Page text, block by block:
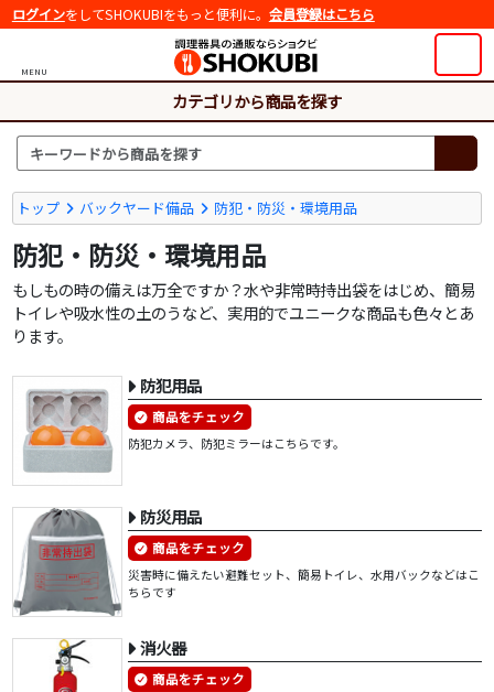
ログインをしてSHOKUBIをもっと便利に。 会員登録はこちら
MENU
カテゴリから商品を探す
トップ バックヤード備品 防犯・防災・環境用品
防犯・防災・環境用品
もしもの時の備えは万全ですか？水や非常時持出袋をはじめ、簡易
トイレや吸水性の土のうなど、実用的でユニークな商品も色々とあ
ります。
防犯用品
商品をチェック
防犯カメラ、防犯ミラーはこちらです。
防災用品
商品をチェック
災害時に備えたい避難セット、簡易トイレ、水用バックなどはこ
ちらです
消火器
商品をチェック